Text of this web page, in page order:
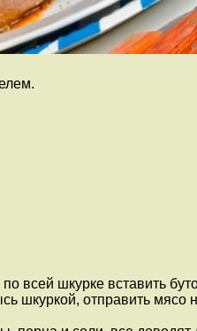
всей шкурке вставить
шкуркой, отправить мясо